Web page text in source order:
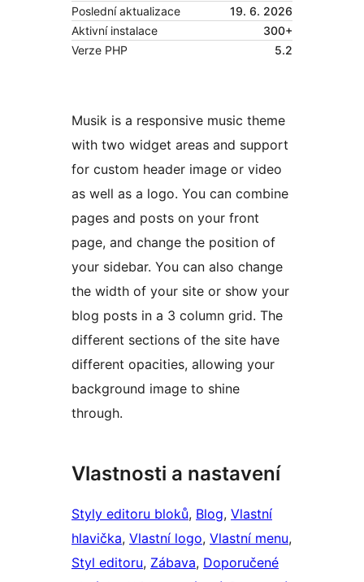
Poslední aktualizace
19. 6. 2026
Aktivní instalace
300+
Verze PHP
5.2
Musik is a responsive music theme
with two widget areas and support
for custom header image or video
as well as a logo. You can combine
pages and posts on your front
page, and change the position of
your sidebar. You can also change
the width of your site or show your
blog posts in a 3 column grid. The
different sections of the site have
different opacities, allowing your
background image to shine
through.
Vlastnosti a nastavení
Styly editoru bloků, Blog, Vlastní
hlavička, Vlastní logo, Vlastní menu
Styl editoru, Zábava, Doporučené